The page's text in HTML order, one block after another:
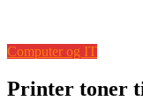
Computer og IT
Printer toner